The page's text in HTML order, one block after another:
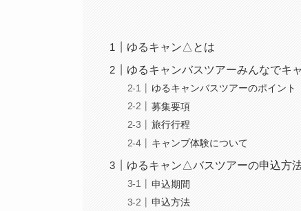
ゆるキャン△とは
ゆるキャンバスツアーみんなでキ
ゆるキャンバスツアーのポイント
募集要項
旅行行程
キャンプ体験について
ゆるキャン△バスツアーの申込方
申込期間
申込方法